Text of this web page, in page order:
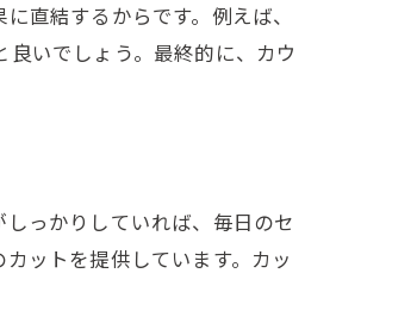
直結するからです。例えば、
いでしょう。最終的に、カウ
っかりしていれば、毎日のセ
ットを提供しています。カッ